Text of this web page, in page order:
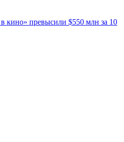
кино» превысили $550 млн за 10